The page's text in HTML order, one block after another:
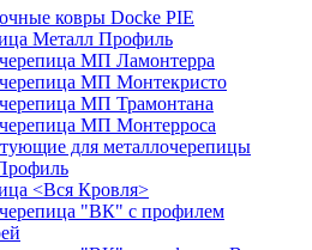
ковры Docke PIE
Металл Профиль
МП Ламонтерра
МП Монтекристо
МП Трамонтана
МП Монтерроса
для металлочерепицы
<Вся Кровля>
"ВК" с профилем